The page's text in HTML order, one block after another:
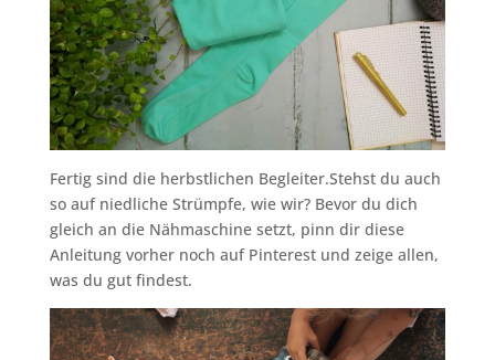
Fertig sind die herbstlichen Begleiter.Stehst du auch
so auf niedliche Strümpfe, wie wir? Bevor du dich
gleich an die Nähmaschine setzt, pinn dir diese
Anleitung vorher noch auf Pinterest und zeige allen,
was du gut findest.